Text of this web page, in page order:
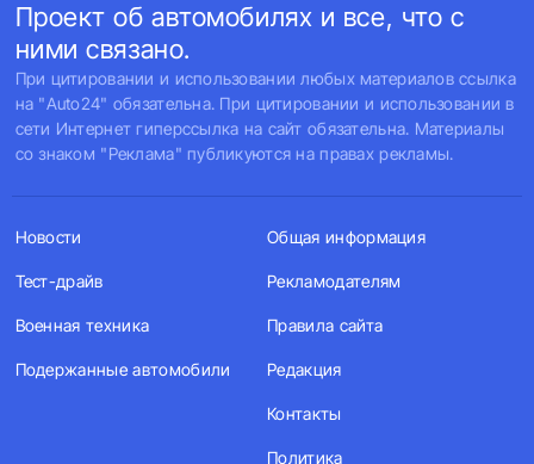
Проект об автомобилях и все, что с
ними связано.
При цитировании и использовании любых материалов ссылка
на "Auto24" обязательна. При цитировании и использовании в
сети Интернет гиперссылка на сайт обязательна. Материалы
со знаком "Реклама" публикуются на правах рекламы.
Новости
Тест-драйв
Военная техника
Подержанные автомобили
Общая информация
Рекламодателям
Правила сайта
Редакция
Контакты
Политика